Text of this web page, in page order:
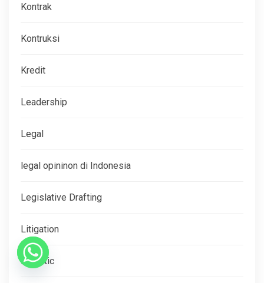
Kontrak
Kontruksi
Kredit
Leadership
Legal
legal opininon di Indonesia
Legislative Drafting
Litigation
Logistic